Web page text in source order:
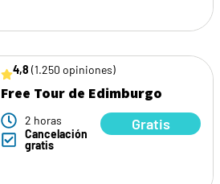
4,8 (1.250 opiniones)
Free Tour de Edimburgo
2 horas
Cancelación
gratis
Gratis